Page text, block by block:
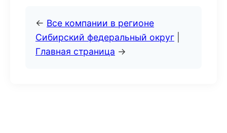
← Все компании в регионе
Сибирский федеральный округ
Главная страница →